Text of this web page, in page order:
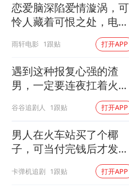
恋爱脑深陷爱情漩涡，可
怜人藏着可恨之处，电影
雨轩电影 1跟贴 打开APP
遇到这种报复心强的渣
男，一定要连夜扛着火车
谷谷追剧人 1跟贴 打开APP
男人在火车站买了个椰
子，可当付完钱后才发
现，椰子压根拿不进来
卡弹机追剧 1跟贴 打开APP